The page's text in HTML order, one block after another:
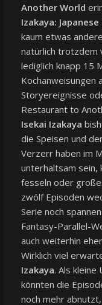
Another World
Izakaya:
kaum etwas
natürlich trotzdem
lediglich knapp 15
Kochanweisungen
Storyereignisse
Restaurant to
Isekai Izakaya
die Speisen und
Verzerr haben im
unterhaltsam sein,
fesseln oder
zwölf Episoden
Serie noch
Fantasy-Parallel-
auch weiterhin
Wirklich viel
Izakaya. Als kleine
könnten die
noch mehr